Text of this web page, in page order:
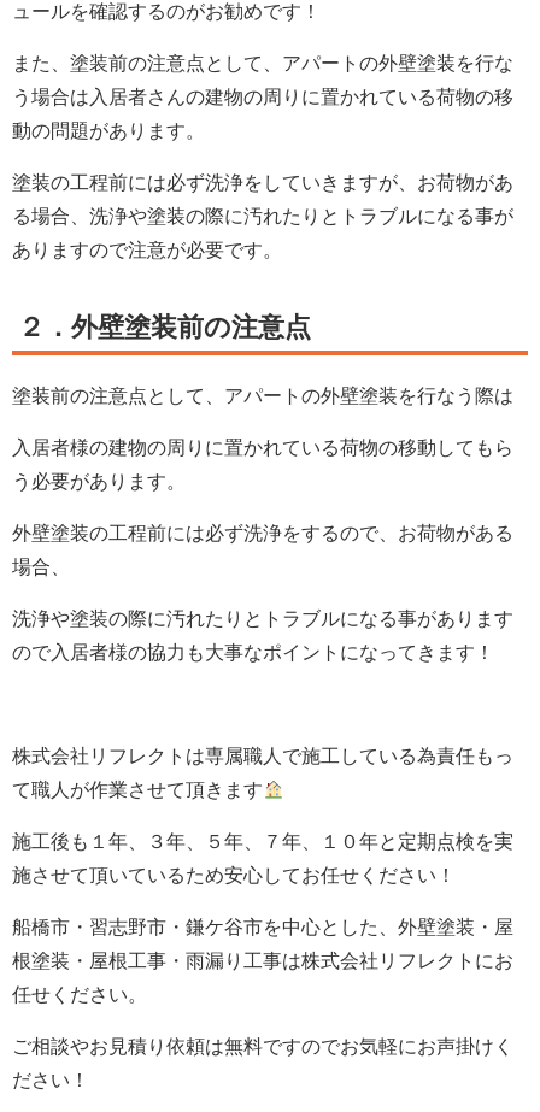
ュールを確認するのがお勧めです！
また、 塗装前の注意点として、アパートの外壁塗装を行な
う場合は入居者さんの建物の周りに置かれている荷物の移
動の問題があります。
塗装の工程前には必ず洗浄をしていきますが、お荷物があ
る場合、洗浄や塗装の際に汚れたりとトラブルになる事が
ありますので注意が必要です。
２．外壁塗装前の注意点
塗装前の注意点として、アパートの外壁塗装を行なう際は
入居者様の建物の周りに置かれている荷物の移動してもら
う必要があります。
外壁塗装の工程前には必ず洗浄をするので、お荷物がある
場合、
洗浄や塗装の際に汚れたりとトラブルになる事があります
ので入居者様の協力も大事なポイントになってきます！
株式会社 リフレクト は専属職人で施工している為責任もっ
て職人が作業させて頂きます
施工後も１年、３年、５年、７年、１０年と定期点検を実
施させて頂いているため安心してお任せください！
船橋市・習志野市・鎌ケ谷市を中心とした、外壁塗装・屋
根塗装・屋根工事・雨漏り工事は株式会社リフレクトにお
任せください。
ご相談やお見積り依頼は無料ですのでお気軽にお声掛けく
ださい！